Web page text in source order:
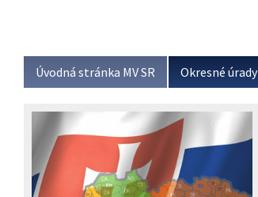
Úvodná stránka MV SR Okresné úrady